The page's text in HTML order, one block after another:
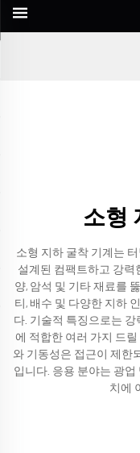
소형
소형 지하 굴착 기계는
설계된 컴팩트하고 강력
양, 암석 및 기타 재료를
티, 배수 및 다양한 지하
다. 기술적 특징으로는 강
에 적합한 여러 가지 드
와 기동성은 접근이 제한
입니다. 응용 분야는 광
치에